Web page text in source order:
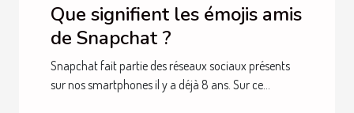
Que signifient les émojis amis
de Snapchat ?
Snapchat fait partie des réseaux sociaux présents
sur nos smartphones il y a déjà 8 ans. Sur ce...